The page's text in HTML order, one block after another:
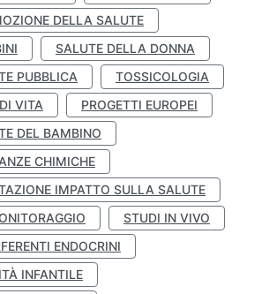
DELLA SALUTE
SALUTE DELLA DONNA
PUBBLICA
TOSSICOLOGIA
VITA
PROGETTI EUROPEI
DEL BAMBINO
CHIMICHE
IMPATTO SULLA SALUTE
STUDI IN VIVO
ENDOCRINI
INFANTILE